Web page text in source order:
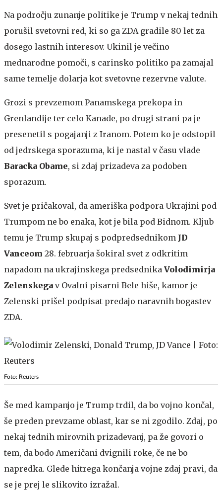
Na področju zunanje politike je Trump v nekaj tednih
porušil svetovni red, ki so ga ZDA gradile 80 let za
dosego lastnih interesov. Ukinil je večino
mednarodne pomoči, s carinsko politiko pa zamajal
same temelje dolarja kot svetovne rezervne valute.
Grozi s prevzemom Panamskega prekopa in
Grenlandije ter celo Kanade, po drugi strani pa je
presenetil s pogajanji z Iranom. Potem ko je odstopil
od jedrskega sporazuma, ki je nastal v času vlade
Baracka Obame, si zdaj prizadeva za podoben
sporazum.
Svet je pričakoval, da ameriška podpora Ukrajini pod
Trumpom ne bo enaka, kot je bila pod Bidnom. Kljub
temu je Trump skupaj s podpredsednikom JD
Vanceom 28. februarja šokiral svet z odkritim
napadom na ukrajinskega predsednika Volodimirja
Zelenskega v Ovalni pisarni Bele hiše, kamor je
Zelenski prišel podpisat predajo naravnih bogastev
ZDA.
Foto: Reuters
Še med kampanjo je Trump trdil, da bo vojno končal,
še preden prevzame oblast, kar se ni zgodilo. Zdaj, po
nekaj tednih mirovnih prizadevanj, pa že govori o
tem, da bodo Američani dvignili roke, če ne bo
napredka. Glede hitrega končanja vojne zdaj pravi, da
se je prej le slikovito izražal.